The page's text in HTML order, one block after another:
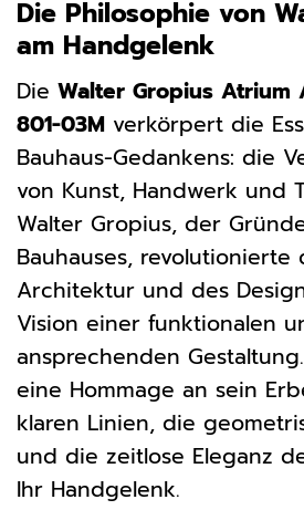
Die Philosophie von
am Handgelenk
Die Walter Gropius Atrium
801-03M verkörpert die
Bauhaus-Gedankens: die
von Kunst, Handwerk und
Walter Gropius, der
Bauhauses,
Architektur und des
Vision einer funktionalen
ansprechenden
eine Hommage an sein
klaren Linien, die
und die zeitlose Eleganz
Ihr Handgelenk.